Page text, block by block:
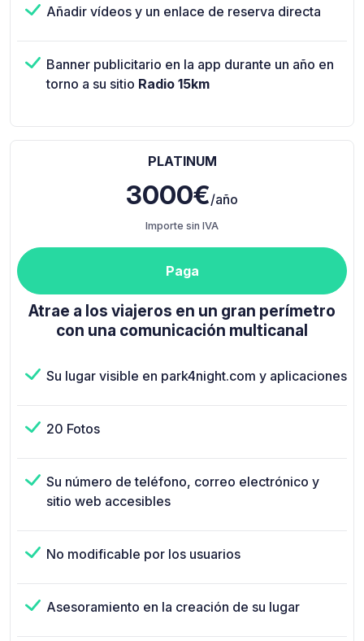
Añadir vídeos y un enlace de reserva directa
Banner publicitario en la app durante un año en
torno a su sitio Radio 15km
PLATINUM
3000€/año
Importe sin IVA
Paga
Atrae a los viajeros en un gran perímetro
con una comunicación multicanal
Su lugar visible en park4night.com y aplicaciones
20 Fotos
Su número de teléfono, correo electrónico y
sitio web accesibles
No modificable por los usuarios
Asesoramiento en la creación de su lugar